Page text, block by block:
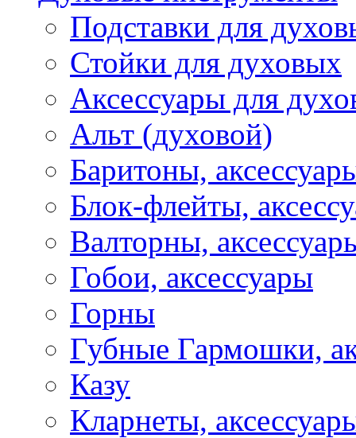
Подставки для
Стойки для духовых
Аксессуары для
Альт (духовой)
Баритоны,
Блок-флейты,
Валторны,
Гобои, аксессуары
Горны
Губные Гармошки,
Казу
Кларнеты,